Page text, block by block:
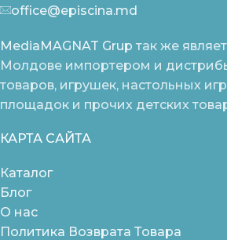
office@episcina.md
MediaMAGNAT Grup так же
Молдове импортером и
товаров, игрушек, настольных
площадок и прочих детских
КАРТА САЙТА
Каталог
Блог
О нас
Политика Возврата Товара